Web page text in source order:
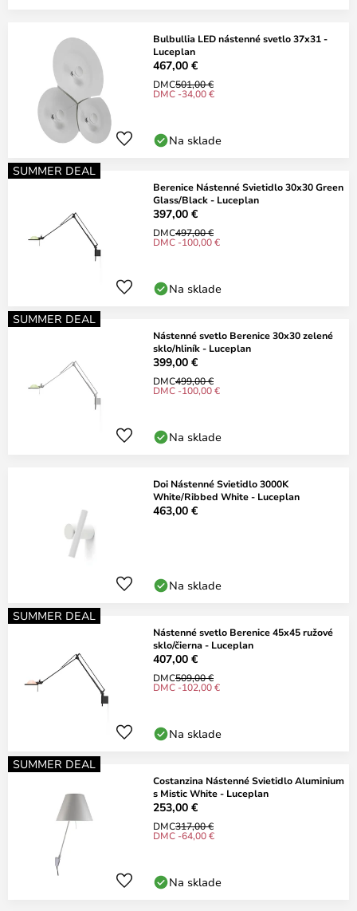
Bulbullia LED nástenné svetlo 37x31 -
Luceplan
467,00 €
DMC501,00 €
DMC -34,00 €
Na sklade
SUMMER DEAL
Berenice Nástenné Svietidlo 30x30 Green
Glass/Black - Luceplan
397,00 €
DMC497,00 €
DMC -100,00 €
Na sklade
SUMMER DEAL
Nástenné svetlo Berenice 30x30 zelené
sklo/hliník - Luceplan
399,00 €
DMC499,00 €
DMC -100,00 €
Na sklade
Doi Nástenné Svietidlo 3000K
White/Ribbed White - Luceplan
463,00 €
Na sklade
SUMMER DEAL
Nástenné svetlo Berenice 45x45 ružové
sklo/čierna - Luceplan
407,00 €
DMC509,00 €
DMC -102,00 €
Na sklade
SUMMER DEAL
Costanzina Nástenné Svietidlo Aluminium
s Mistic White - Luceplan
253,00 €
DMC317,00 €
DMC -64,00 €
Na sklade